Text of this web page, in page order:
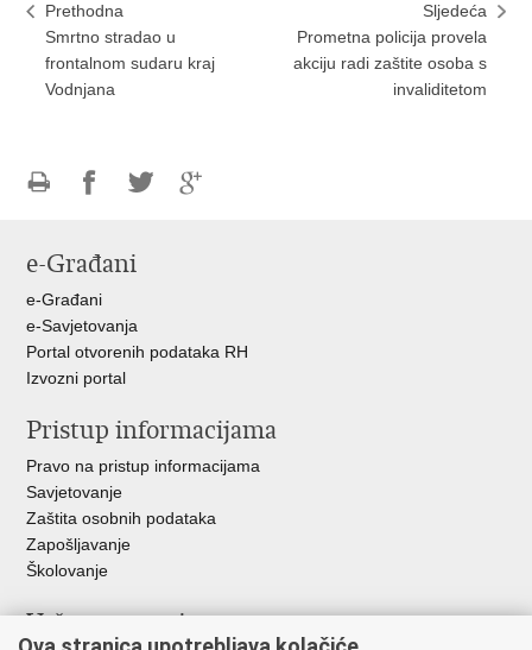
Prethodna
Smrtno stradao u
frontalnom sudaru kraj
Vodnjana
Sljedeća
Prometna policija provela
akciju radi zaštite osoba s
invaliditetom
FacebookuTwitteru
e-Građani
e-Građani
e-Savjetovanja
Portal otvorenih podataka RH
Izvozni portal
Pristup informacijama
Pravo na pristup informacijama
Savjetovanje
Zaštita osobnih podataka
Zapošljavanje
Školovanje
Važne poveznice